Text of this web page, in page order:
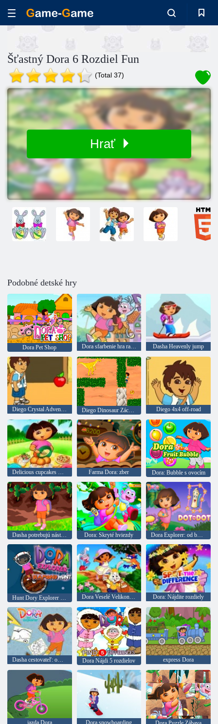
Šťastný Dora 6 Rozdiel Fun
(Total 37)
Hrať
Podobné detské hry
Dora Pet Shop Dora sfarbenie hra ranger Dasha Heavenly jump
Diego Crystal Adventure Diego Dinosaur Záchranný Diego 4x4 off-road
Delicious cupcakes Dash Farma Dora: zber Dora: Bubble s ovocím
Dasha potrebujú nástroje Dora: Skryté hviezdy Dora Explorer: od bodu k bodu
Dora Veselé Velikonoce nájdete rozdiely Dora: Nájdite rozdiely
Dasha cestovateľ: omaľovánka Dora Nájdi 5 rozdielov express Dora
jazda Dora Dora snowboarding